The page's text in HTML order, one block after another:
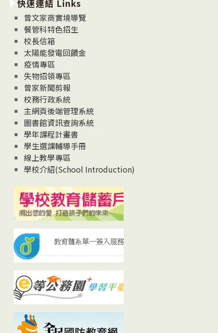
消
息
News
快速連結 Links
曾文家商實境導覽
餐管科特色招生
校長信箱
太陽能發電回饋金
疫情專區
失物招領專區
曾家新聞剪報
校務行政系統
主網頁後端管理系統
圖書館資訊查詢系統
學年課程計畫書
學生選課輔導手冊
線上教學專區
學校介紹(School Introduction)